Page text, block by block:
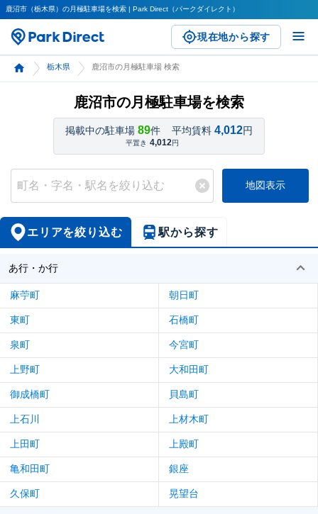
鹿沼市（栃木県）の月極駐車場を検索 | Park Direct（パークダイレクト）
現在地から探す
栃木県 鹿沼市の月極駐車場 検索
鹿沼市の月極駐車場を検索
掲載中の駐車場 89件 平均賃料 4,012円
平置き 4,012円
地図表示
エリアを絞り込む 駅から探す
あ行・か行
麻苧町 朝日町
東町 石橋町
泉町 今宮町
上野町 大和田町
御成橋町 貝島町
上石川 上材木町
上田町 上殿町
亀和田町 銀座
久保町 晃望台